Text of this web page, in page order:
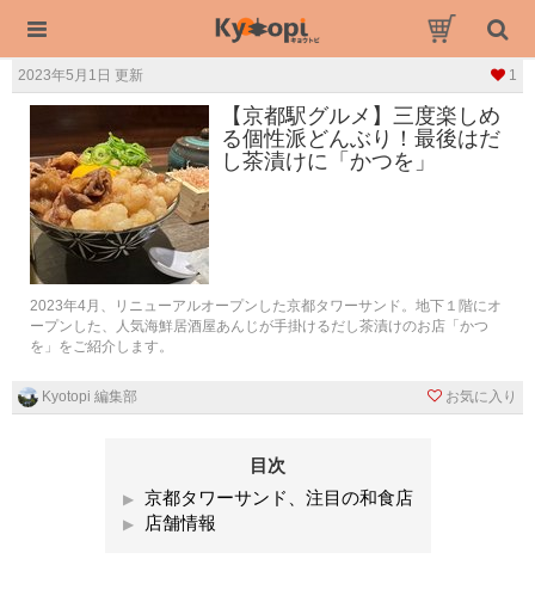
2023年5月1日 更新 1
【京都駅グルメ】三度楽しめ
る個性派どんぶり！最後はだ
し茶漬けに「かつを」
2023年4月、リニューアルオープンした京都タワーサンド。地下１階にオ
ープンした、人気海鮮居酒屋あんじが手掛けるだし茶漬けのお店「かつ
を」をご紹介します。
Kyotopi 編集部 お気に入り
目次
京都タワーサンド、注目の和食店
店舗情報